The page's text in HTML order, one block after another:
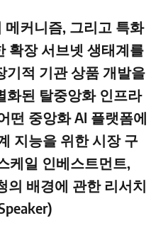
커니즘, 그리고 특화
확장 서브넷 생태계를
기적 기관 상품 개발을
화된 탈중앙화 인프라
떤 중앙화 AI 플랫폼에
지능을 위한 시장 구
케일 인베스트먼트,
의 배경에 관한 리서치
)